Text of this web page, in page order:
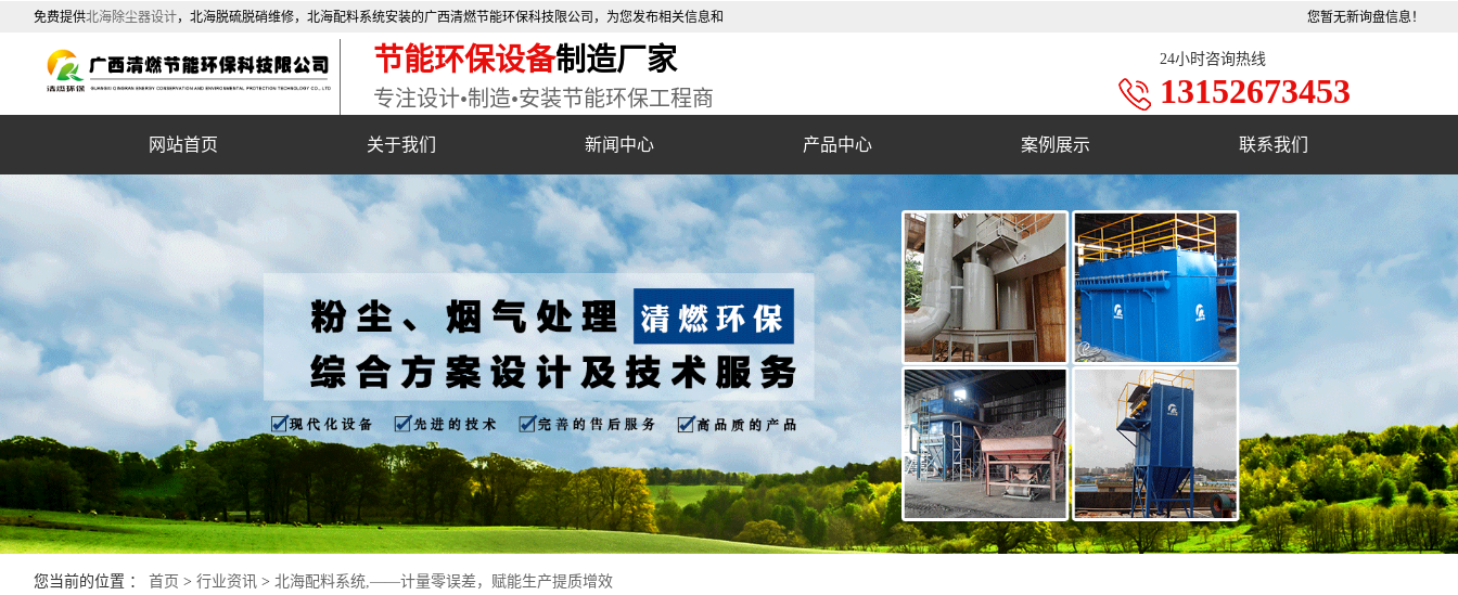
免费提供北海除尘器设计，北海脱硫脱硝维修，北海配料系统安装的广西清燃节能环保科技限公司，为您发布相关信息和
咨询，欢迎您的收藏。
您暂无新询盘信息！
节能环保设备制造厂家
专注设计•制造•安装节能环保工程商
24小时咨询热线
13152673453
网站首页 关于我们 新闻中心 产品中心 案例展示 联系我们
您当前的位置 ： 首页 > 行业资讯> 北海配料系统,——计量零误差，赋能生产提质增效